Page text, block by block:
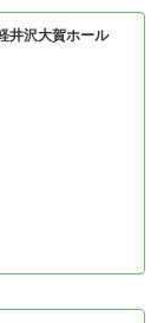
井沢大賀ホール